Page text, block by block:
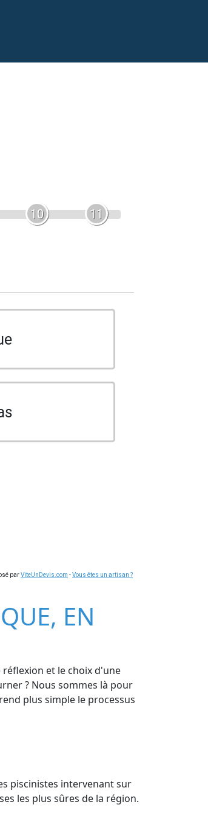
10 11
parViteUnDevis.com -Vous êtes un artisan ?
EN
et le choix d'une
? Nous sommes là pour
plus simple le processus
piscinistes intervenant sur
les plus sûres de la région.